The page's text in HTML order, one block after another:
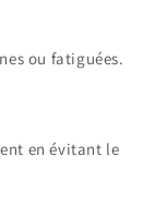
ou fatiguées.
en évitant le